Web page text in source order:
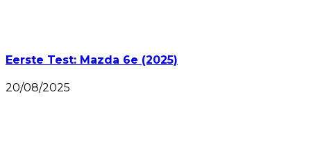
Eerste Test: Mazda 6e (2025)
20/08/2025